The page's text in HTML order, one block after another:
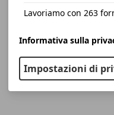
Lavoriamo con 263
Informativa sulla
Impostazioni di